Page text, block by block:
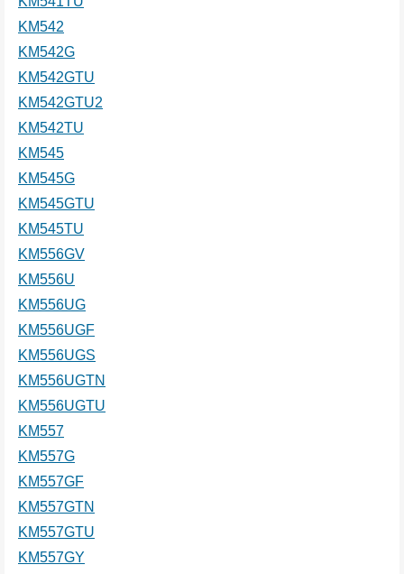
KM542
KM542G
KM542GTU
KM542GTU2
KM542TU
KM545
KM545G
KM545GTU
KM545TU
KM556GV
KM556U
KM556UG
KM556UGF
KM556UGS
KM556UGTN
KM556UGTU
KM557
KM557G
KM557GF
KM557GTN
KM557GTU
KM557GY